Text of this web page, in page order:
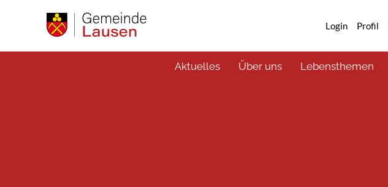
Profil
Login
Aktuelles Über uns Lebensthemen